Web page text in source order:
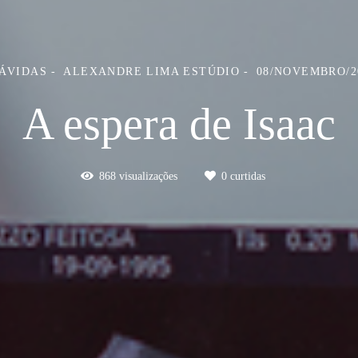
ALEXANDRE LIMA ESTÚDIO 08/NOVEMBRO/
A espera de Isaac
868visualizações 0curtidas